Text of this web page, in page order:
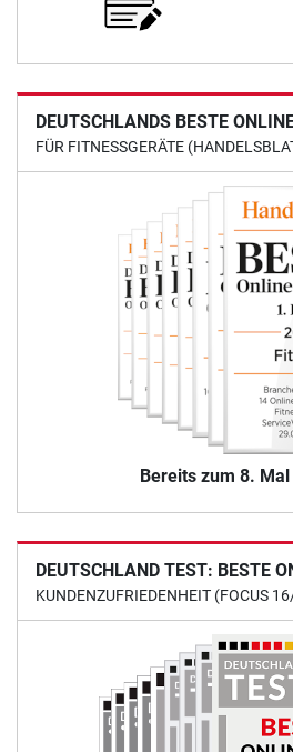
DEUTSCHLANDS BESTE
FÜR FITNESSGERÄTE
Bereits zum 8.
DEUTSCHLAND TEST: BESTE
KUNDENZUFRIEDENHEIT (FOCUS